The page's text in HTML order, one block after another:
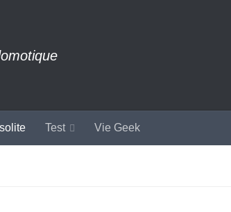
Test Vie Geek